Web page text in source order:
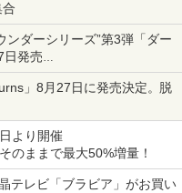
ンダーシリーズ”第3弾「ダー
日発売
用した超大型チーズバーガー
」8月27日に発売決定。脱
ールが実施
より開催
のままで最大50%増量！
テレビ「ブラビア」がお買い